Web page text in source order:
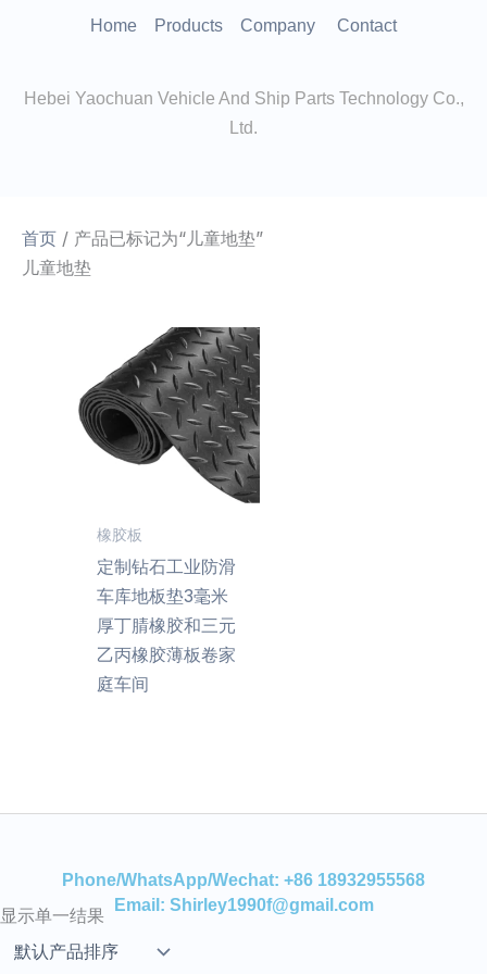
Home Products Company Contact
Hebei Yaochuan Vehicle And Ship Parts Technology Co.,
Ltd.
首页 / 产品已标记为“儿童地垫”
儿童地垫
显示单一结果
橡胶板
定制钻石工业防滑
车库地板垫3毫米
厚丁腈橡胶和三元
乙丙橡胶薄板卷家
庭车间
Phone/WhatsApp/Wechat: +86 18932955568
Email: Shirley1990f@gmail.com